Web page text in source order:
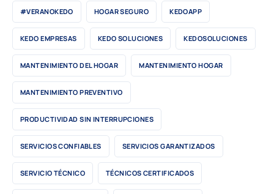
#VERANOKEDO HOGAR SEGURO KEDOAPP
KEDO EMPRESAS KEDO SOLUCIONES KEDOSOLUCIONES
MANTENIMIENTO DEL HOGAR MANTENIMIENTO HOGAR
MANTENIMIENTO PREVENTIVO
PRODUCTIVIDAD SIN INTERRUPCIONES
SERVICIOS CONFIABLES SERVICIOS GARANTIZADOS
SERVICIO TÉCNICO TÉCNICOS CERTIFICADOS